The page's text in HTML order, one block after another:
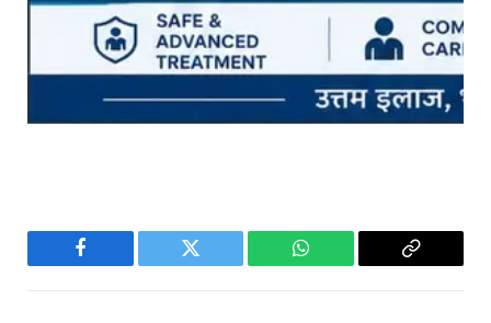
Facebook Twitter WhatsApp
Copy